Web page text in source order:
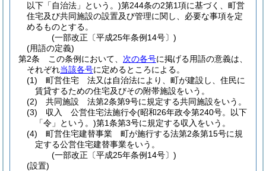
以下「自治法」という。)第244条の2第1項に基づく、町営
住宅及び共同施設の設置及び管理に関し、必要な事項を定
めるものとする。
(一部改正〔平成25年条例14号〕)
(用語の定義)
第2条
この条例において、 次の各号に掲げる用語の意義は、
それぞれ当該各号に定めるところによる。
(1)
町営住宅 法又は自治法により、町が建設し、住民に
賃貸するための住宅及びその附帯施設をいう。
(2)
共同施設 法第2条第9号に規定する共同施設をいう。
(3)
収入 公営住宅法施行令(昭和26年政令第240号。以下
「令」という。)第1条第3号に規定する収入をいう。
(4)
町営住宅建替事業 町が施行する法第2条第15号に規
定する公営住宅建替事業をいう。
(一部改正〔平成25年条例14号〕)
(設置)